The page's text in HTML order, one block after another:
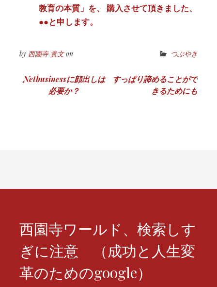
教育の本質」を、 購入させて頂きました、
●●と申します。
by 西園寺 貴文on つぶやき
投
ン
Netbusinessに顔出しは
必要か？
すっぱり諦めることがで
きるためにも
西園寺ワールド、検索しす
ぎに注意 （成功と人生変
革のためのgoogle）